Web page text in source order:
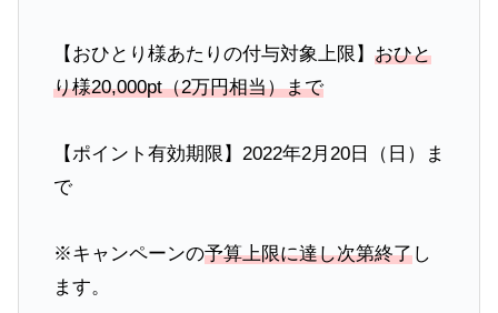
【おひとり様あたりの付与対象上限】 おひと
り様20,000pt（2万円相当）まで
【ポイント有効期限】2022年2月20日（日）ま
で
※キャンペーンの予算上限に達し次第終了し
ます。